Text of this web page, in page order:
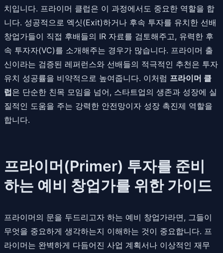
치입니다. 프라이머 클럽은 이 과정에서도 중요한 역할을 합
니다. 성공적으로 엑싯(Exit)하거나 후속 투자를 유치한 선배
창업가들이 직접 후배들의 IR 자료를 검토해주고, 유력한 후
속 투자자(VC)를 소개해주는 경우가 많습니다. 프라이머 출
신이라는 검증된 레퍼런스와 선배들의 적극적인 추천은 투자
유치 성공률을 비약적으로 높여줍니다. 이처럼 프라이머 클
럽은 단순한 친목 모임을 넘어, 스타트업의 생존과 성장에 실
질적인 도움을 주는 강력한 안전망이자 성장 촉진제 역할을
합니다.
프라이머(Primer) 투자를 준비
하는 예비 창업가를 위한 가이드
프라이머의 문을 두드리고자 하는 예비 창업가라면, 그들이
무엇을 중요하게 생각하는지 이해하는 것이 중요합니다. 프
라이머는 완벽하게 다듬어진 사업 계획서나 이상적인 재무